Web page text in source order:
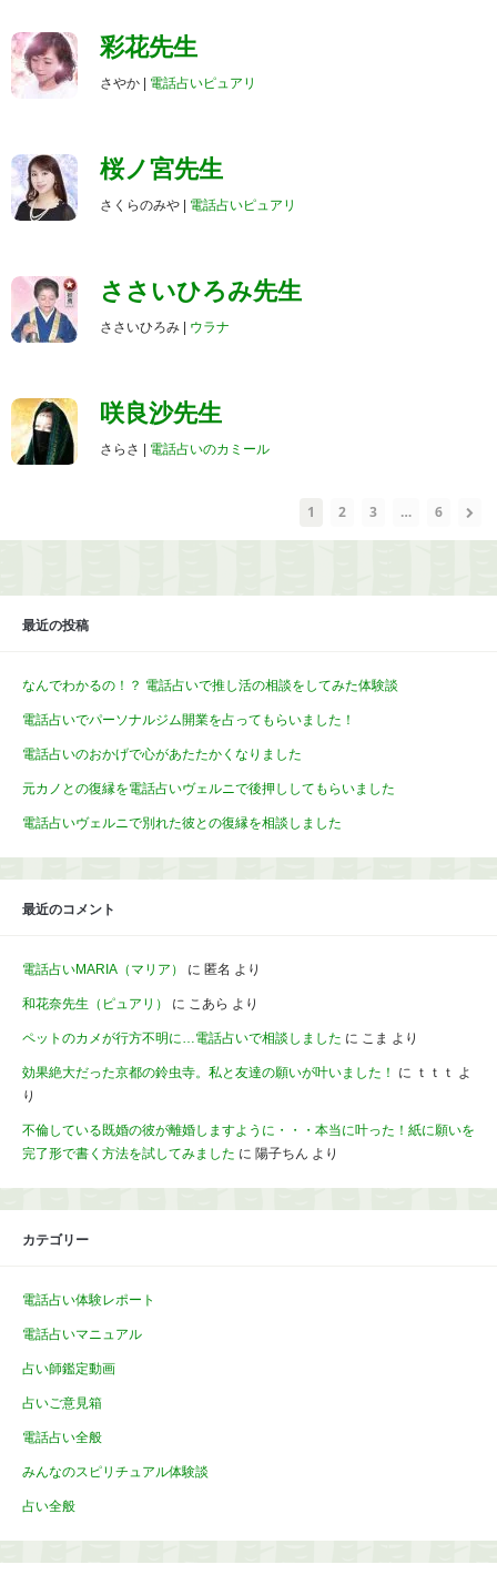
彩花先生
さやか | 電話占いピュアリ
桜ノ宮先生
さくらのみや | 電話占いピュアリ
ささいひろみ先生
ささいひろみ | ウラナ
咲良沙先生
さらさ | 電話占いのカミール
1 2 3 … 6
最近の投稿
なんでわかるの！？ 電話占いで推し活の相談をしてみた体験談
電話占いでパーソナルジム開業を占ってもらいました！
電話占いのおかげで心があたたかくなりました
元カノとの復縁を電話占いヴェルニで後押ししてもらいました
電話占いヴェルニで別れた彼との復縁を相談しました
最近のコメント
電話占いMARIA（マリア） に 匿名 より
和花奈先生（ピュアリ） に こあら より
ペットのカメが行方不明に…電話占いで相談しました に こま より
効果絶大だった京都の鈴虫寺。私と友達の願いが叶いました！ に ｔｔｔ よ
り
不倫している既婚の彼が離婚しますように・・・本当に叶った！紙に願いを
完了形で書く方法を試してみました に 陽子ちん より
カテゴリー
電話占い体験レポート
電話占いマニュアル
占い師鑑定動画
占いご意見箱
電話占い全般
みんなのスピリチュアル体験談
占い全般